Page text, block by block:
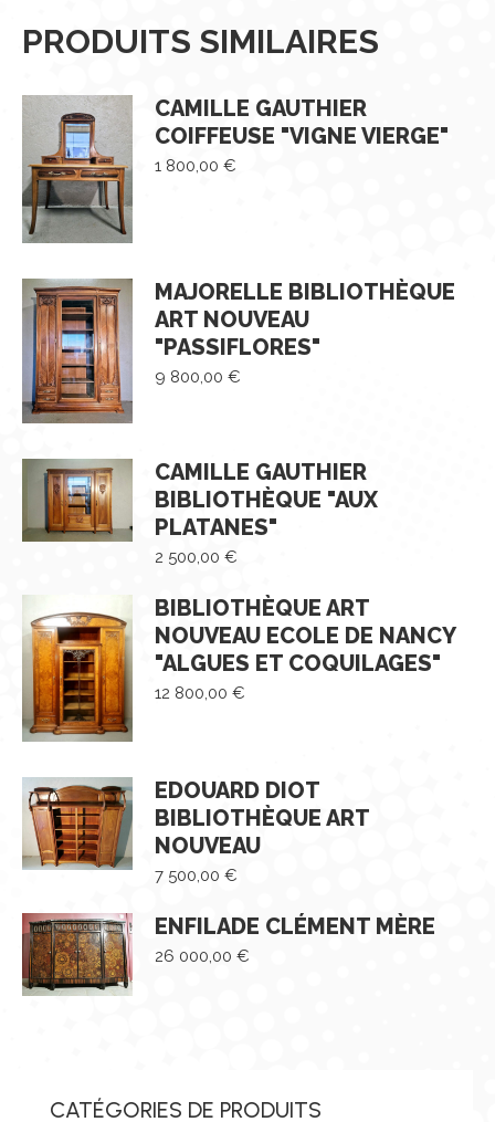
PRODUITS SIMILAIRES
CAMILLE GAUTHIER
COIFFEUSE "VIGNE VIERGE"
1 800,00 €
MAJORELLE BIBLIOTHÈQUE
ART NOUVEAU
"PASSIFLORES"
9 800,00 €
CAMILLE GAUTHIER
BIBLIOTHÈQUE "AUX
PLATANES"
2 500,00 €
BIBLIOTHÈQUE ART
NOUVEAU ECOLE DE NANCY
"ALGUES ET COQUILAGES"
12 800,00 €
EDOUARD DIOT
BIBLIOTHÈQUE ART
NOUVEAU
7 500,00 €
ENFILADE CLÉMENT MÈRE
26 000,00 €
CATÉGORIES DE PRODUITS